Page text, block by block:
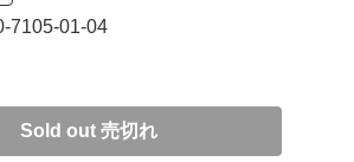
7105-01-04
Sold out 売切れ